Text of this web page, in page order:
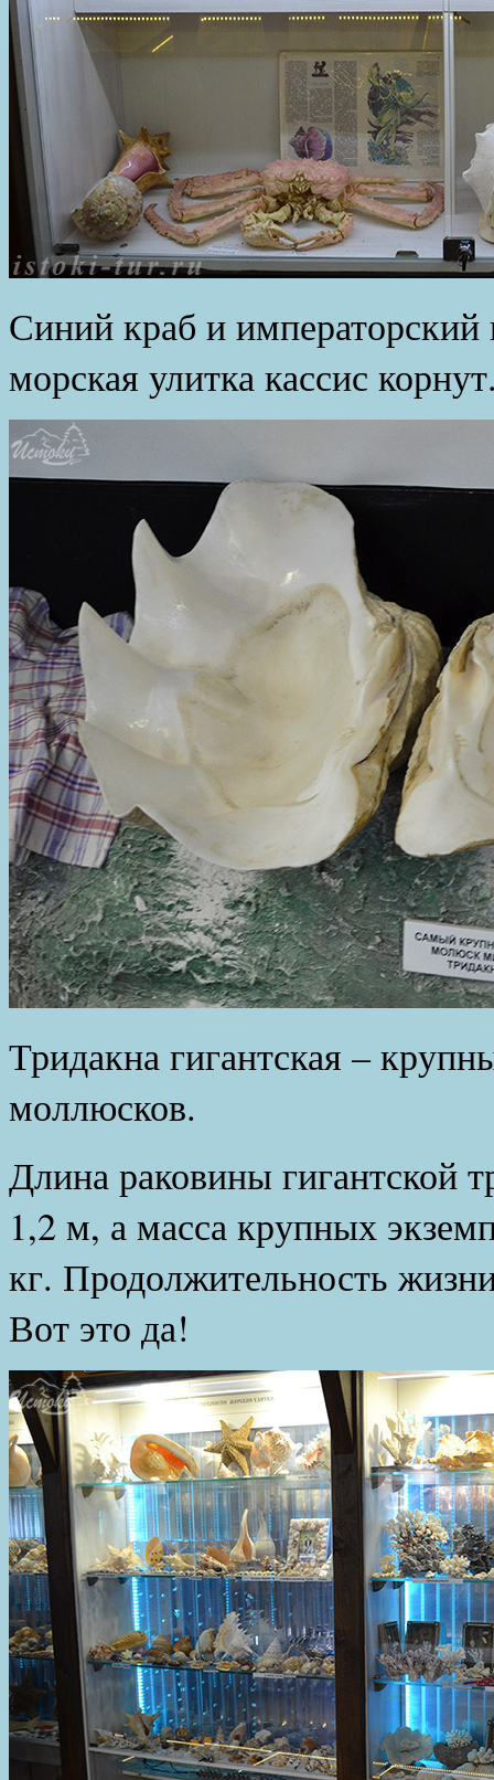
Синий краб и
морская улитка кассис
Тридакна гигантская –
моллюсков.
Длина раковины гигантской
1,2 м, а масса крупных
кг. Продолжительность
Вот это да!